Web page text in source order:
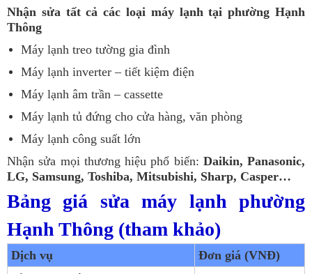
Nhận sửa tất cả các loại máy lạnh tại phường Hạnh
Thông
Máy lạnh treo tường gia đình
Máy lạnh inverter – tiết kiệm điện
Máy lạnh âm trần – cassette
Máy lạnh tủ đứng cho cửa hàng, văn phòng
Máy lạnh công suất lớn
Nhận sửa mọi thương hiệu phổ biến: Daikin, Panasonic,
LG, Samsung, Toshiba, Mitsubishi, Sharp, Casper…
Bảng giá sửa máy lạnh phường
Hạnh Thông (tham khảo)
Dịch vụ
Đơn giá (VNĐ)